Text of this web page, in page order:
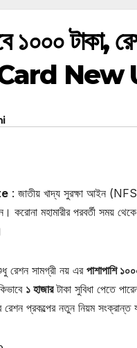
১০০০ টাকা,
New
: জাতীয় খাদ্য সুরক্ষা আইন
করোনা মহামারীর পরবর্তী সময়
রেশন সামগ্রী নয় এর পাশাপাশি
১ হাজারটাকা সুবিধা পেতে
প্রকল্পের নতুন নিয়ম